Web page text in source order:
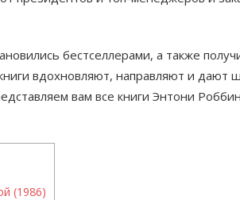
бестселлерами, а также
вдохновляют, направляют и дают
вам все книги Энтони
(1986)